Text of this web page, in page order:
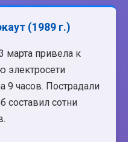
(1989 г.)
марта привела к
электросети
9 часов. Пострадали
составил сотни